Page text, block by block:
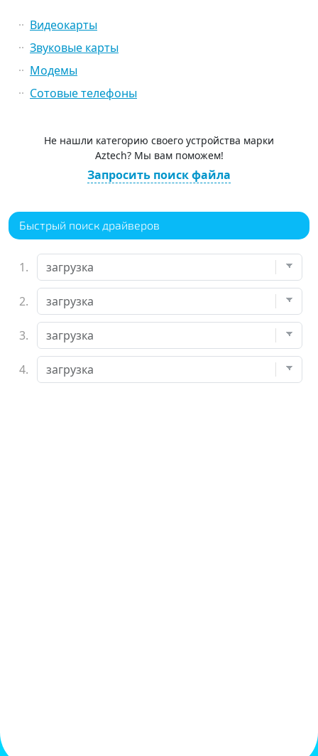
Видеокарты
Звуковые карты
Модемы
Сотовые телефоны
Не нашли категорию своего устройства марки
Aztech? Мы вам поможем!
Запросить поиск файла
Быстрый поиск драйверов
1.
2.
3.
4.